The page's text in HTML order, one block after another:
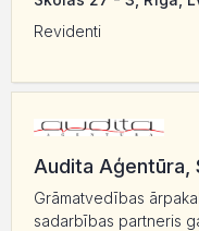
Revidenti
Audita Aģentūra,
Grāmatvedības
sadarbības partneris